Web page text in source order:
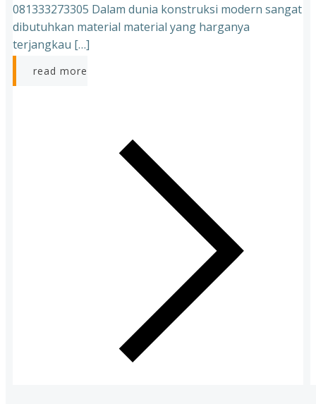
081333273305 Dalam dunia konstruksi modern sangat
dibutuhkan material material yang harganya
terjangkau […]
read more